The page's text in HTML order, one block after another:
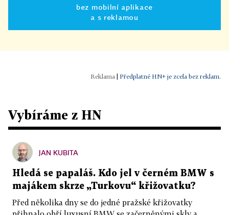
bez mobilní aplikace
a s reklamou
Předplatné HN+ je zcela bez reklam.
Vybíráme z HN
JAN KUBITA
Hledá se papaláš. Kdo jel v černém BMW s
majákem skrze „Turkovu“ křižovatku?
Před několika dny se do jedné pražské křižovatky